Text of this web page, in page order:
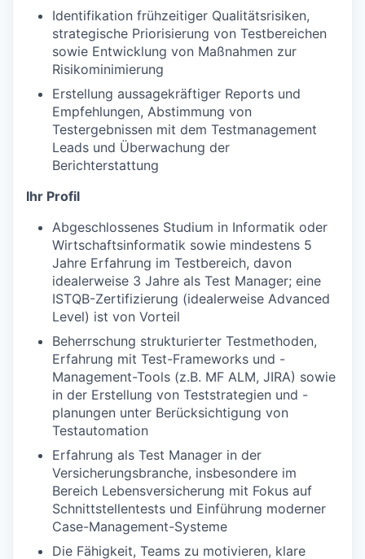
Identifikation frühzeitiger Qualitätsrisiken,
strategische Priorisierung von Testbereichen
sowie Entwicklung von Maßnahmen zur
Risikominimierung
Erstellung aussagekräftiger Reports und
Empfehlungen, Abstimmung von
Testergebnissen mit dem Testmanagement
Leads und Überwachung der
Berichterstattung
Ihr Profil
Abgeschlossenes Studium in Informatik oder
Wirtschaftsinformatik sowie mindestens 5
Jahre Erfahrung im Testbereich, davon
idealerweise 3 Jahre als Test Manager; eine
ISTQB-Zertifizierung (idealerweise Advanced
Level) ist von Vorteil
Beherrschung strukturierter Testmethoden,
Erfahrung mit Test-Frameworks und -
Management-Tools (z.B. MF ALM, JIRA) sowie
in der Erstellung von Teststrategien und -
planungen unter Berücksichtigung von
Testautomation
Erfahrung als Test Manager in der
Versicherungsbranche, insbesondere im
Bereich Lebensversicherung mit Fokus auf
Schnittstellentests und Einführung moderner
Case-Management-Systeme
Die Fähigkeit, Teams zu motivieren, klare